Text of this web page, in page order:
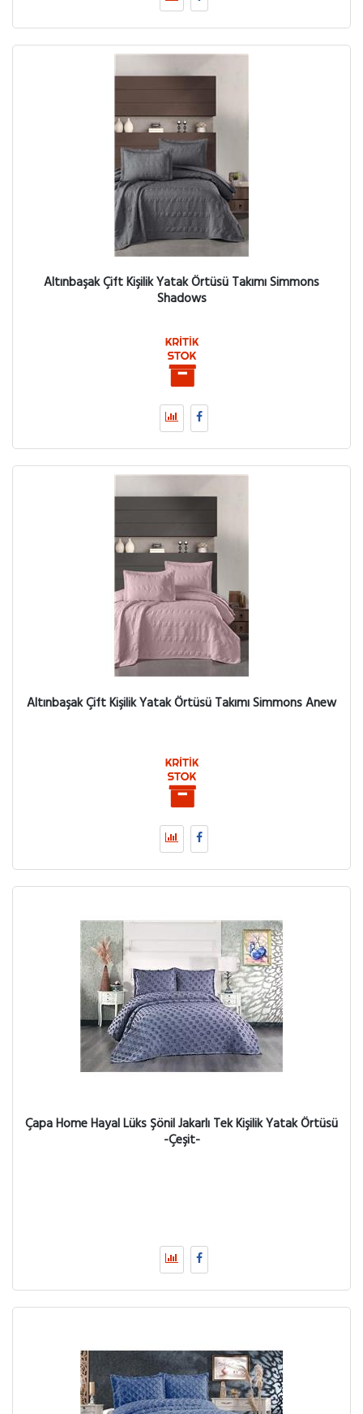
Altınbaşak Çift Kişilik Yatak Örtüsü Takımı Simmons
Shadows
Altınbaşak Çift Kişilik Yatak Örtüsü Takımı Simmons Anew
Çapa Home Hayal Lüks Şönil Jakarlı Tek Kişilik Yatak Örtüsü
-Çeşit-